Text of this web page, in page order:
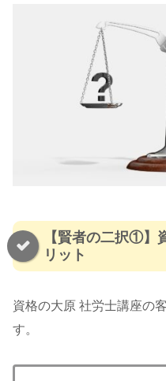
【賢者の二択①
リット
資格の大原 社労士講座の
す。